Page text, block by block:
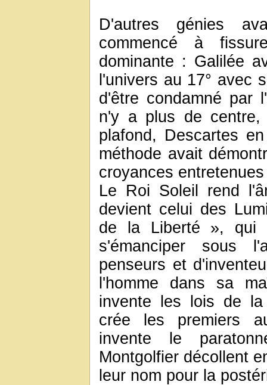
D'autres génies
commencé à
dominante : Galilée
l'univers au 17° avec
d'être condamné par
n'y a plus de centre,
plafond, Descartes
méthode avait
croyances
Le Roi Soleil rend
devient celui des
de la Liberté », qui
s'émanciper sous
penseurs et
l'homme dans sa
invente les lois de la
crée les premiers
invente le
Montgolfier décollent
leur nom pour la